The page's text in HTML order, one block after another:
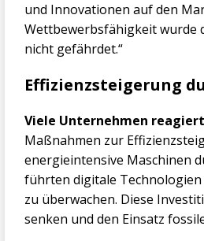
und Innovationen auf den
Wettbewerbsfähigkeit wurde
nicht gefährdet.“
Effizienzsteigerung
Viele Unternehmen
Maßnahmen zur
energieintensive Maschinen
führten digitale
zu überwachen. Diese
senken und den Einsatz